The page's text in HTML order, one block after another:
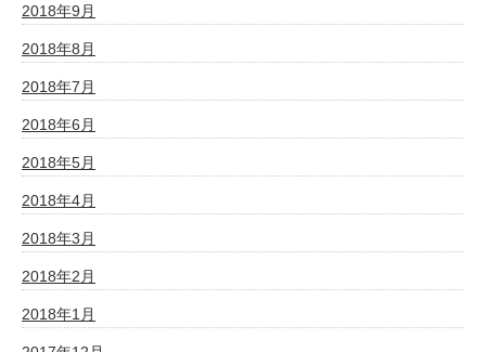
2018年9月
2018年8月
2018年7月
2018年6月
2018年5月
2018年4月
2018年3月
2018年2月
2018年1月